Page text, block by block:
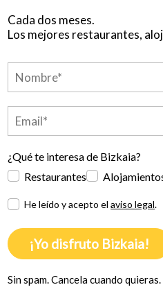
Cada dos meses.
Los mejores restaurantes,
¿Qué te interesa de Bizkaia?
Restaurantes
He leído y acepto elaviso legal.
¡Yo disfruto Bizkaia!
Sin spam. Cancela cuando quieras.